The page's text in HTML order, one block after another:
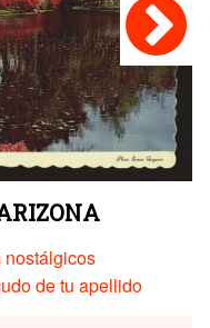
nostálgicos
de tu apellido